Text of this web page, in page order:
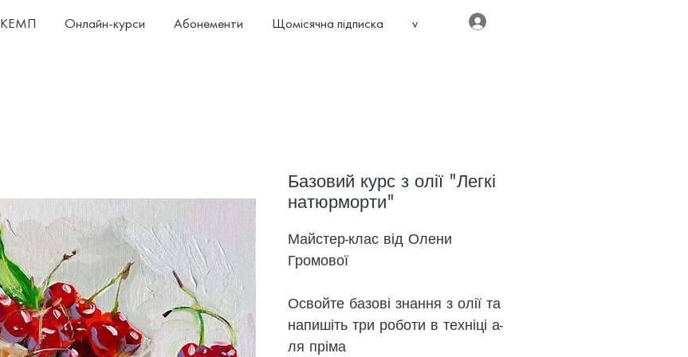
КЕМП Онлайн-курси Абонементи Щомісячна підписка v
Базовий курс з олії "Легкі
натюрморти"
Майстер-клас від Олени
Громової
Освойте базові знання з олії та
напишіть три роботи в техніці а-
ля пріма